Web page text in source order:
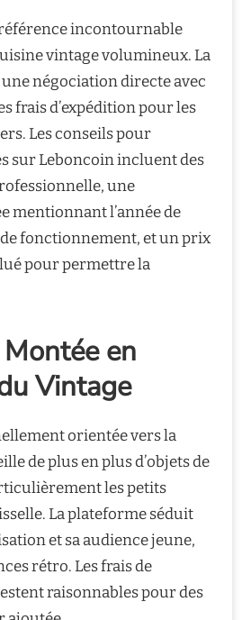
incontournable
vintage volumineux. La
négociation directe avec
frais d’expédition pour les
Les conseils pour
sur Leboncoin incluent des
une
mentionnant l’année de
fonctionnement, et un prix
pour permettre la
en
Vintage
orientée vers la
de plus en plus d’objets de
les petits
La plateforme séduit
et sa audience jeune,
rétro. Les frais de
raisonnables pour des